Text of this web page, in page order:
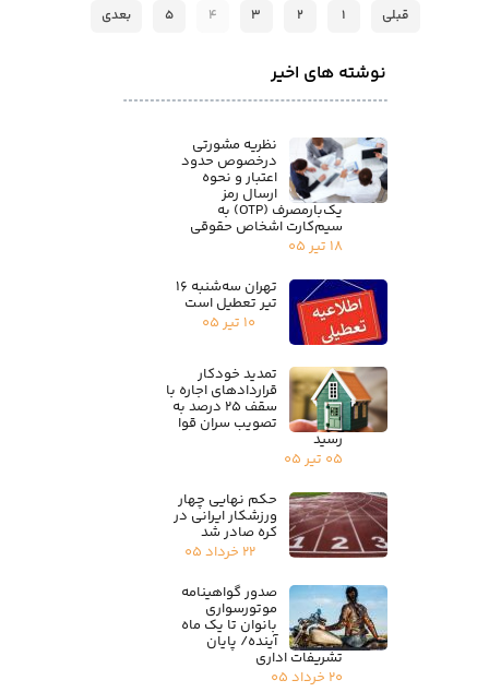
قبلی ۱ ۲ ۳ ۴ ۵ بعدی
نوشته های اخیر
نظریه مشورتی
درخصوص حدود
اعتبار و نحوه
ارسال رمز
یک‌بارمصرف (OTP) به
سیم‌کارت اشخاص حقوقی
۱۸ تیر ۰۵
تهران سه‌شنبه ۱۶
تیر تعطیل است
۱۰ تیر ۰۵
تمدید خودکار
قراردادهای اجاره با
سقف ۲۵ درصد به
تصویب سران قوا
رسید
۰۵ تیر ۰۵
حکم نهایی چهار
ورزشکار ایرانی در
کره صادر شد
۲۲ خرداد ۰۵
صدور گواهینامه
موتورسواری
بانوان تا یک ماه
آینده/ پایان
تشریفات اداری
۲۰ خرداد ۰۵